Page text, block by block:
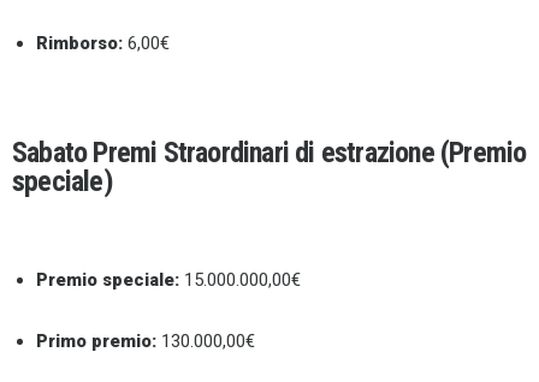
Rimborso: 6,00€
Sabato Premi Straordinari di estrazione (Premio
speciale)
Premio speciale: 15.000.000,00€
Primo premio: 130.000,00€